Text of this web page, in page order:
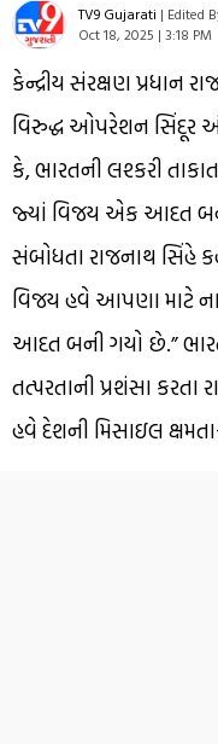
TV9 Gujarati | Edited
Oct 18, 2025 | 3:18 PM
કેન્દ્રીય સંરક્ષણ પ્રધાન
વિરુદ્ધ ઓપરેશન સિંદૂર
કે, ભારતની લશ્કરી
જ્યાં વિજય એક આદત
સંબોધતા રાજનાથ સિંહે
વિજય હવે આપણા માટે
આદત બની ગયો છે.”
તત્પરતાની પ્રશંસા કરતા
હવે દેશની મિસાઇલ